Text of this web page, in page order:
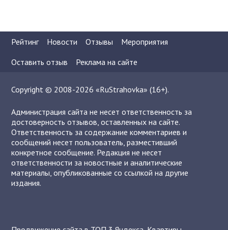
Рейтинг Новости Отзывы
Мероприятия
Оставить отзыв
Реклама на сайте
Copyright © 2008-2026 «RuStrahovka» (16+).
Администрация сайта не несет ответственность за
достоверность отзывов, оставленных на сайте.
Ответственность за содержание комментариев и
сообщений несет пользователь, разместивший
конкретное сообщение. Редакция не несет
ответственности за новостные и аналитические
материалы, опубликованные со ссылкой на другие
издания.